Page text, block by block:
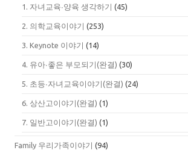
1. 자녀교육∙양육 생각하기 (45)
2. 의학교육이야기 (253)
3. Keynote 이야기 (14)
4. 유아∙좋은 부모되기(완결) (30)
5. 초등∙자녀교육이야기(완결) (24)
6. 상산고이야기(완결) (1)
7. 일반고이야기(완결) (1)
Family 우리가족이야기 (94)